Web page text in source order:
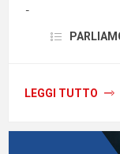
luogo
blocco,
LEGGI TUTTO